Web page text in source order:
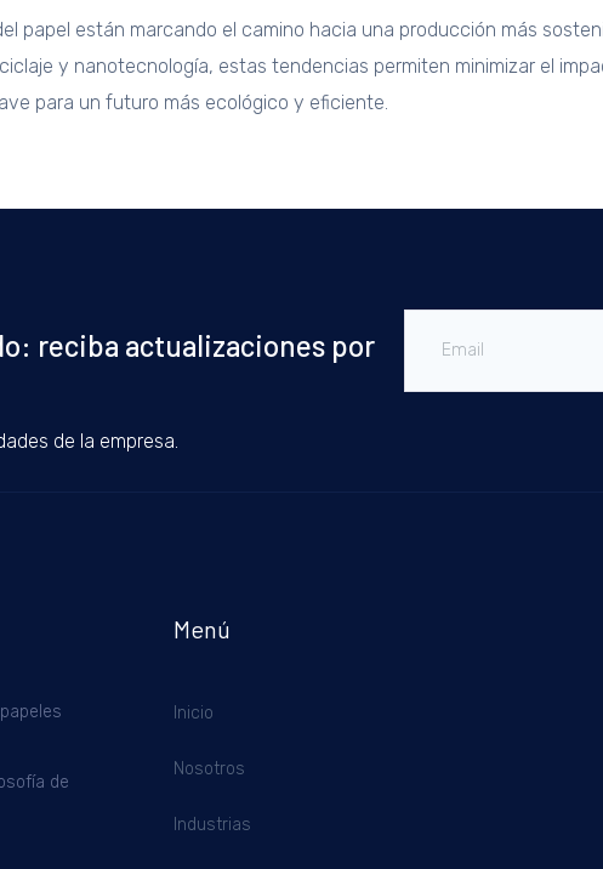
papel están marcando el camino hacia una producción más
y nanotecnología, estas tendencias permiten minimizar el
para un futuro más ecológico y eficiente.
reciba actualizaciones por
de la empresa.
de
Menú
Inicio
Nosotros
Industrias